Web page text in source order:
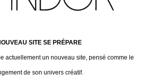
SITE SE PRÉPARE
actuellement un nouveau site, pensé comme le
de son univers créatif.